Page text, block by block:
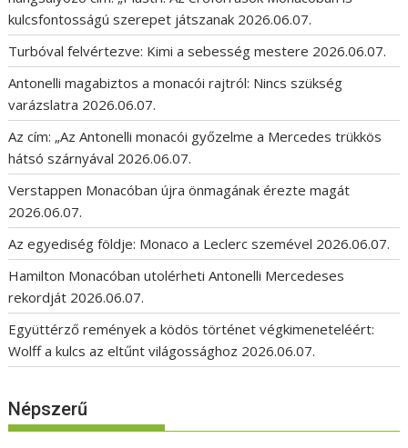
kulcsfontosságú szerepet játszanak 2026.06.07.
Turbóval felvértezve: Kimi a sebesség mestere 2026.06.07.
Antonelli magabiztos a monacói rajtról: Nincs szükség
varázslatra 2026.06.07.
Az cím: „Az Antonelli monacói győzelme a Mercedes trükkös
hátsó szárnyával 2026.06.07.
Verstappen Monacóban újra önmagának érezte magát
2026.06.07.
Az egyediség földje: Monaco a Leclerc szemével 2026.06.07.
Hamilton Monacóban utolérheti Antonelli Mercedeses
rekordját 2026.06.07.
Együttérző remények a ködös történet végkimeneteléért:
Wolff a kulcs az eltűnt világossághoz 2026.06.07.
Népszerű